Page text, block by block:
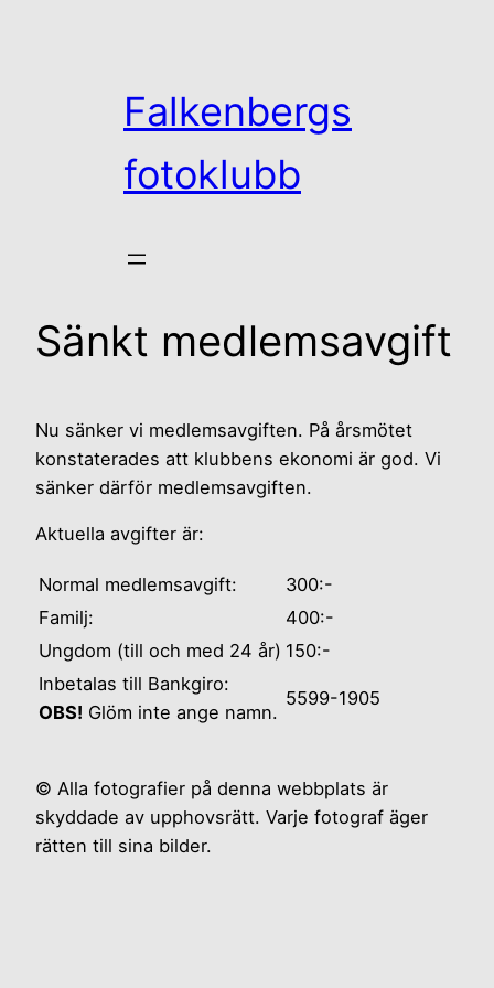
Falkenbergs
fotoklubb
Sänkt medlemsavgift
Nu sänker vi medlemsavgiften. På årsmötet
konstaterades att klubbens ekonomi är god. Vi
sänker därför medlemsavgiften.
Aktuella avgifter är:
Normal medlemsavgift:
300:-
Familj:
400:-
Ungdom (till och med 24 år) 150:-
Inbetalas till Bankgiro:
OBS! Glöm inte ange namn.
5599-1905
© Alla fotografier på denna webbplats är
skyddade av upphovsrätt. Varje fotograf äger
rätten till sina bilder.